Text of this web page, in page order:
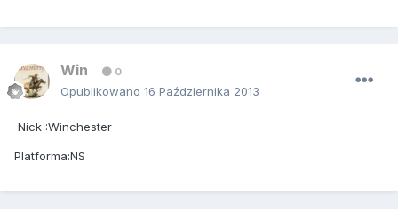
Win 0
Opublikowano 16 Października 2013
Nick :Winchester
Platforma:NS